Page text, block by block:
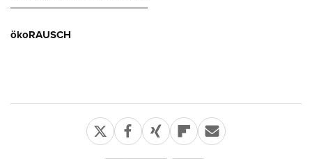
ökoRAUSCH